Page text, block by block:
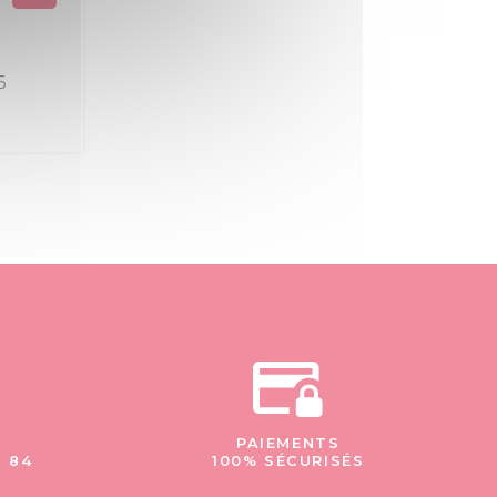
84
PAIEMENTS
100% SÉCURISÉS